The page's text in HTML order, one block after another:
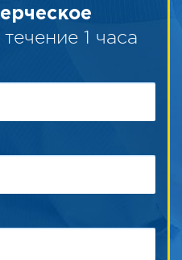
течение 1 часа